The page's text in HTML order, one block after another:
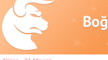
ANADOLU BASIN YAYIN
BİRLİĞİ
Alaeddin Usta